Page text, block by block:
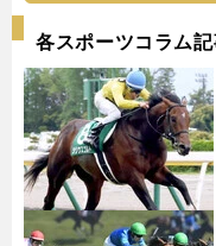
各スポーツコラム